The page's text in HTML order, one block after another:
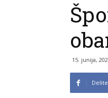
15. junija,